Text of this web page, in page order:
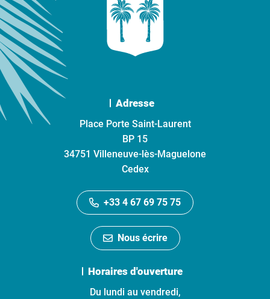
Adresse
Place Porte Saint-Laurent
BP 15
34751 Villeneuve-lès-Maguelone
Cedex
+33 4 67 69 75 75
Nous écrire
Horaires d'ouverture
Du lundi au vendredi,